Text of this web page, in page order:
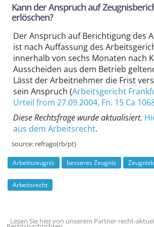
Kann der Anspruch auf
erlöschen?
Der Anspruch auf Berichtigung des
ist nach Auffassung des
innerhalb von sechs Monaten nach
Ausscheiden aus dem Betrieb
Lässt der Arbeitnehmer die Frist
sein Anspruch (Arbeitsgericht
Urteil from 27.09.2004, Fn. 15 Ca
Diese Rechtsfrage wurde aktualisiert.
aus dem Arbeitsrecht.
source: refrago(rb/pt)
Arbeitszeugnis besseres Zeugnis
Arbeitsrecht
Lesen Sie hier von unserem Partner recht-